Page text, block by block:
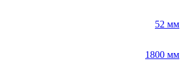
52 мм
1800 мм